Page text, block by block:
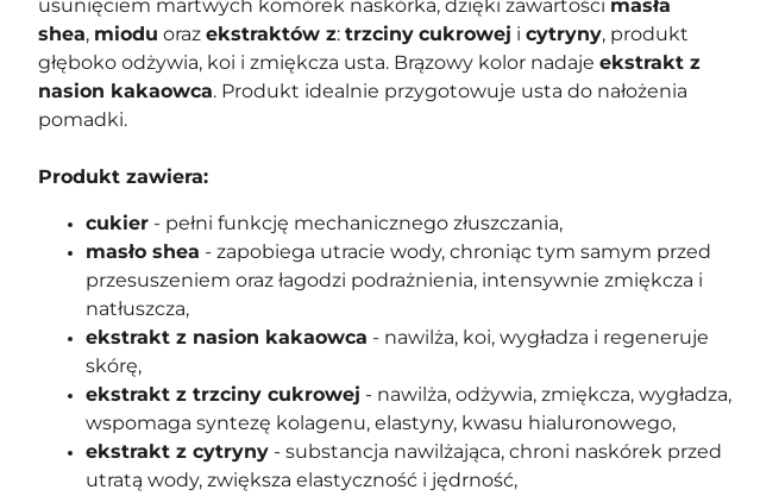
usunięciem martwych komórek naskórka, dzięki zawartości masła
shea, miodu oraz ekstraktów z: trzciny cukrowej i cytryny, produkt
głęboko odżywia, koi i zmiękcza usta. Brązowy kolor nadaje ekstrakt z
nasion kakaowca. Produkt idealnie przygotowuje usta do nałożenia
pomadki.
Produkt zawiera:
cukier - pełni funkcję mechanicznego złuszczania,
masło shea - zapobiega utracie wody, chroniąc tym samym przed
przesuszeniem oraz łagodzi podrażnienia, intensywnie zmiękcza i
natłuszcza,
ekstrakt z nasion kakaowca - nawilża, koi, wygładza i regeneruje
skórę,
ekstrakt z trzciny cukrowej - nawilża, odżywia, zmiękcza, wygładza,
wspomaga syntezę kolagenu, elastyny, kwasu hialuronowego,
ekstrakt z cytryny - substancja nawilżająca, chroni naskórek przed
utratą wody, zwiększa elastyczność i jędrność,